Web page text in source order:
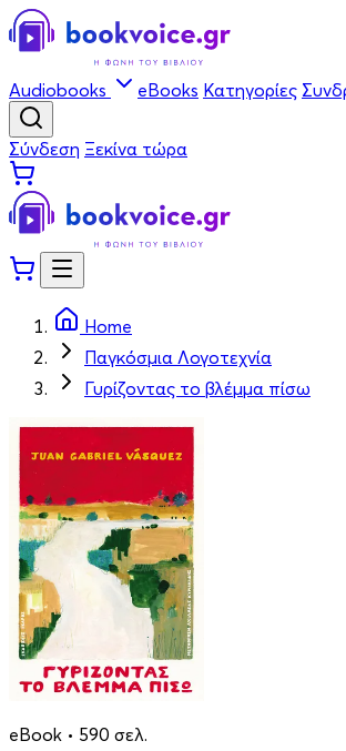
Audiobooks eBooks Κατηγορίες
Σύνδεση Ξεκίνα τώρα
Home
Παγκόσμια Λογοτεχνία
Γυρίζοντας το βλέμμα πίσω
eBook • 590 σελ.